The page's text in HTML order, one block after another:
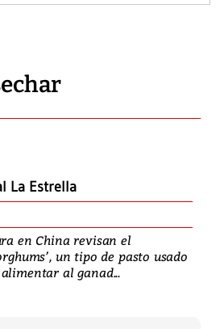
La Estrella
en China revisan el
un tipo de pasto usado
al ganad...